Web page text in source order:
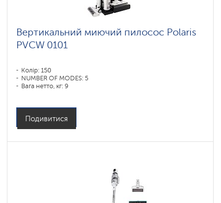
Вертикальний миючий пилосос Polaris
PVCW 0101
Колір: 150
NUMBER OF MODES: 5
Вага нетто, кг: 9
Подивитися
Шадринськ
Умные
Polaris
home
беспроводных
пылесосов